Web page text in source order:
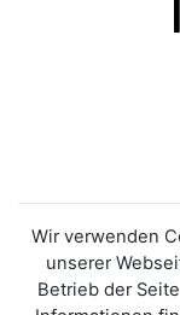
Wir verwenden
unserer
Betrieb der